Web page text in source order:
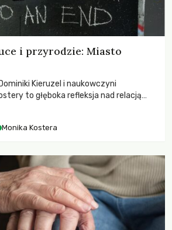
i przyrodzie: Miasto
Kieruzel i naukowczyni
to głęboka refleksja nad relacją
Monika Kostera